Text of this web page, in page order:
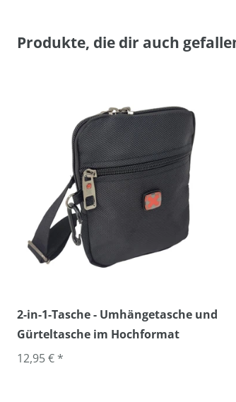
Produkte, die dir auch
2-in-1-Tasche - Umhängetasche und
Gürteltasche im Hochformat
12,95 € *